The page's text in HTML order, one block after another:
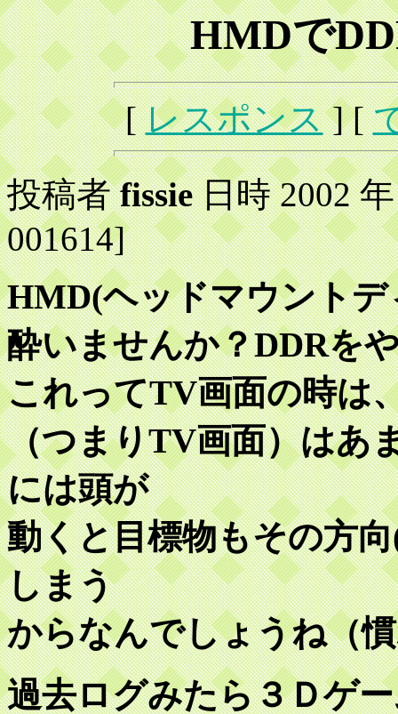
HMDで
[レスポンス] [
投稿者fissie日時 2002
001614]
HMD(ヘッドマウント
酔いませんか？DDRを
これってTV画面の時は
（つまりTV画面）はあ
には頭が
動くと目標物もその方
しまう
からなんでしょうね（
過去ログみたら３Ｄゲ